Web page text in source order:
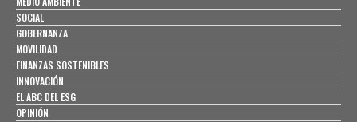
SOCIAL
GOBERNANZA
MOVILIDAD
FINANZAS SOSTENIBLES
INNOVACIÓN
EL ABC DEL ESG
OPINIÓN